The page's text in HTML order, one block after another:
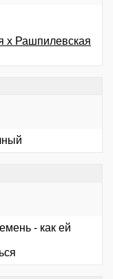
х Рашпилевская
- как ей